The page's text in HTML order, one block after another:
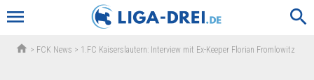
menu search
home > FCK News > 1.FC Kaiserslautern: Interview mit Ex-Keeper Florian Fromlowitz